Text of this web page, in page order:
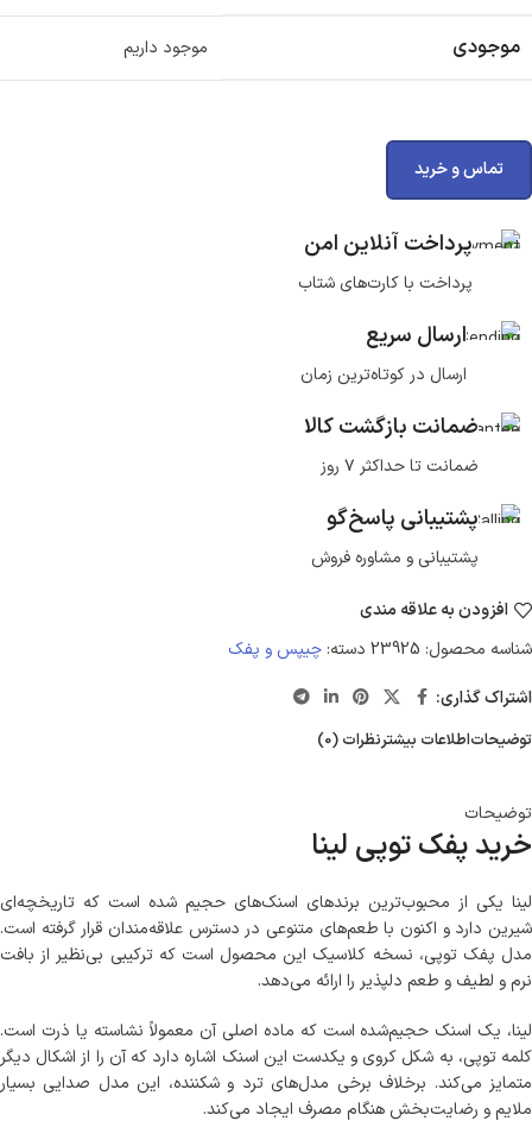
موجودی موجود داریم
تماس و خرید
پرداخت آنلاین امن
پرداخت با کارت‌های شتاب
ارسال سریع
ارسال در کوتاه‌ترین زمان
ضمانت بازگشت کالا
ضمانت تا حداکثر ۷ روز
پشتیبانی پاسخ‌گو
پشتیبانی و مشاوره فروش
افزودن به علاقه مندی
شناسه محصول: 23925 دسته: چیپس و پفک
اشتراک گذاری:
توضیحاتاطلاعات بیشترنظرات (0)
توضیحات
خرید پفک توپی لینا
لینا یکی از محبوب‌ترین برندهای اسنک‌های حجیم شده است که تاریخچه‌ای
شیرین دارد و اکنون با طعم‌های متنوعی در دسترس علاقه‌مندان قرار گرفته است.
مدل پفک توپی، نسخه کلاسیک این محصول است که ترکیبی بی‌نظیر از بافت
نرم و لطیف و طعم دلپذیر را ارائه می‌دهد.
لینا، یک اسنک حجیم‌شده است که ماده اصلی آن معمولاً نشاسته یا ذرت است.
کلمه توپی، به شکل کروی و یکدست این اسنک اشاره دارد که آن را از اشکال دیگر
متمایز می‌کند. برخلاف برخی مدل‌های ترد و شکننده، این مدل صدایی بسیار
ملایم و رضایت‌بخش هنگام مصرف ایجاد می‌کند.